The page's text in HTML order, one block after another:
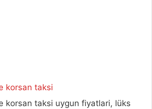
korsan taksi
korsan taksi uygun fiyatlari, lüks